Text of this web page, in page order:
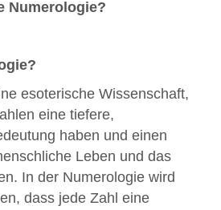
Numerologie?
esoterische Wissenschaft,
eine tiefere,
haben und einen
Leben und das
In der Numerologie wird
dass jede Zahl eine